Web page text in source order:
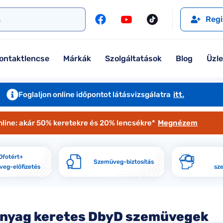
Márkák Szolgáltatások Blog
Jimmy Choo
További márkáink megtekintése
Komplett 20% minden
Szemüveglencsék
Kontaktlencse
Foglaljon online időpontot látásvizsgálatra itt.
akár 50% keretekre és 20% lencsékre* Megnézem
előfizetés
Szemüveg-biztosítás
keretes DbyD szemüvegek